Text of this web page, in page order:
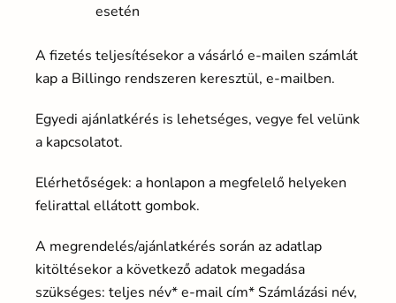
esetén
A fizetés teljesítésekor a vásárló e-mailen számlát
kap a Billingo rendszeren keresztül, e-mailben.
Egyedi ajánlatkérés is lehetséges, vegye fel velünk
a kapcsolatot.
Elérhetőségek: a honlapon a megfelelő helyeken
felirattal ellátott gombok.
A megrendelés/ajánlatkérés során az adatlap
kitöltésekor a következő adatok megadása
szükséges: teljes név* e-mail cím* Számlázási név,